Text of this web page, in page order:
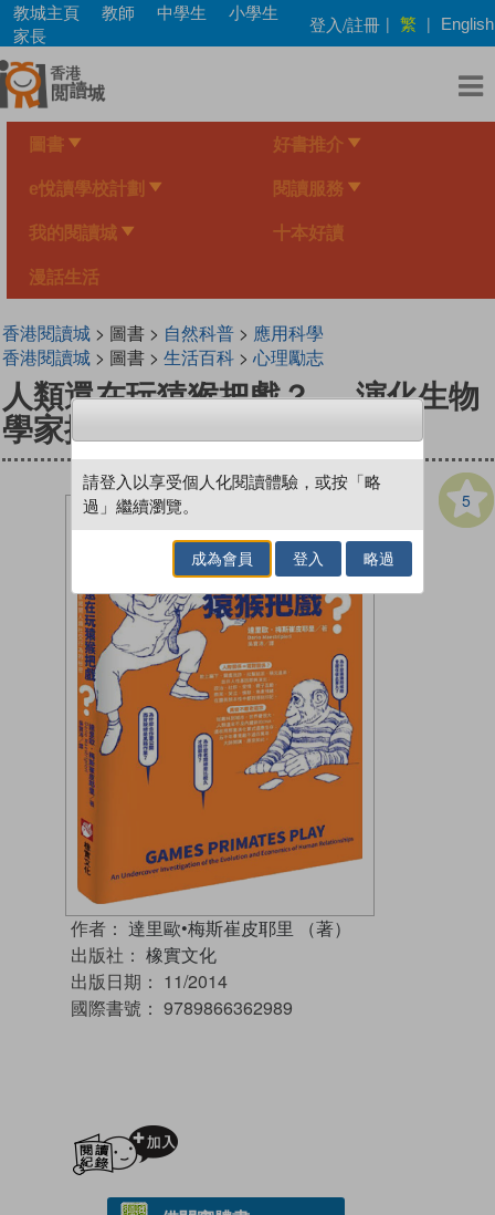
Skip
main
content
教城主頁 教師 中學生
小學生
家長
登入/註冊 | 繁 | English
圖書 好書推介
e悅讀學校計劃 閱讀服務
我的閱讀城 十本好讀
漫話生活
香港閱讀城> 圖書 > 自然科普> 應用科學
香港閱讀城> 圖書 > 生活百科> 心理勵志
人類還在玩猿猴把戲？──演化生物
學家揭開人類社交行為的秘密
5
作者： 達里歐•梅斯崔皮耶里 （著）
出版社： 橡實文化
出版日期： 11/2014
國際書號： 9789866362989
請登入以享受個人化閱讀體驗，或按「略
過」繼續瀏覽。
成為會員 登入 略過